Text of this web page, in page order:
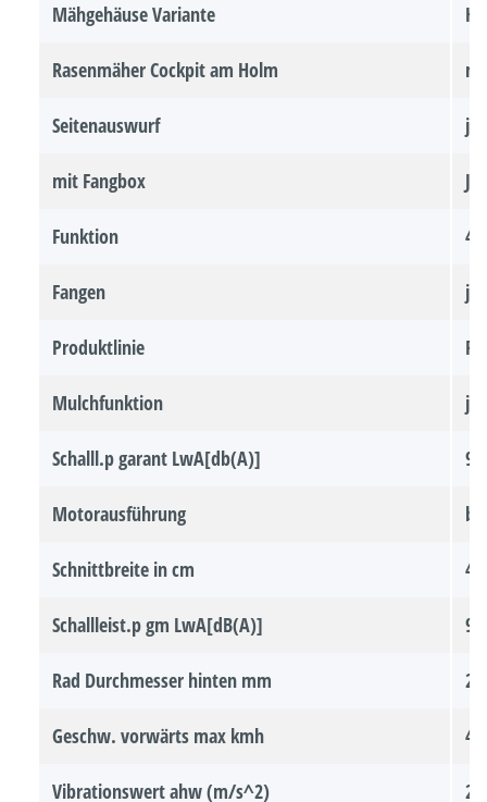
Mähgehäuse Variante
Rasenmäher Cockpit am Holm
Seitenauswurf ja
mit Fangbox Ja
Funktion
Fangen ja
Produktlinie
Mulchfunktion ja
Schalll.p garant LwA[db(A)] 91
Motorausführung
Schnittbreite in cm
Schallleist.p gm LwA[dB(A)] 90
Rad Durchmesser hinten mm
Geschw. vorwärts max kmh 4
Vibrationswert ahw (m/s^2) 2.5